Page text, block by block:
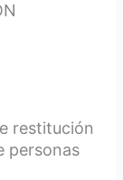
restitución
personas